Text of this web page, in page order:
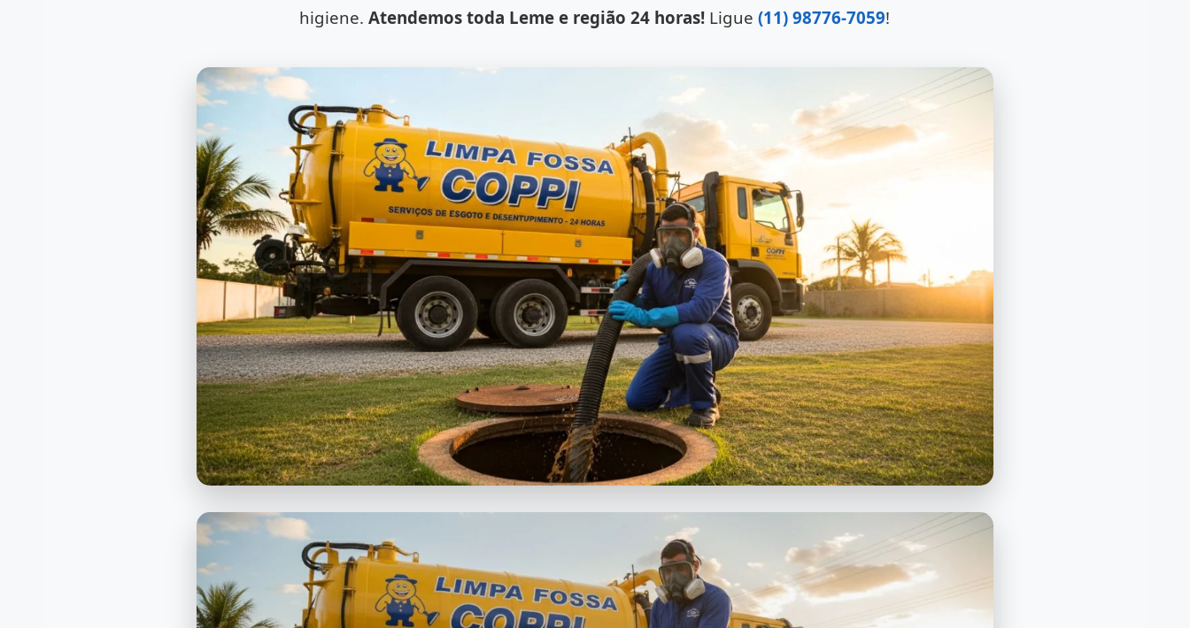
higiene.Atendemos toda Leme e região 24 horas! Ligue(11) 98776-7059!